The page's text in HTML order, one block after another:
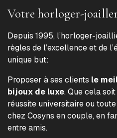
Votre horloger-
Depuis 1995, l’horloger-
règles de l’excellence et de
unique but:
Proposer à ses clients le
bijoux de luxe. Que cela
réussite universitaire ou
chez Cosyns en couple, en
entre amis.